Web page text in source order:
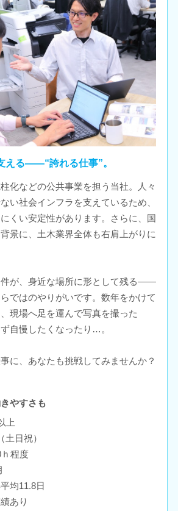
える――“誇れる仕事”。
化などの公共事業を担う当社。人々
い社会インフラを支えているため、
くい安定性があります。さらに、国
景に、土木業界全体も右肩上がりに
件が、身近な場所に形として残る――
ではのやりがいです。数年をかけて
現場へ足を運んで写真を撮った
自慢したくなったり…。
に、あなたも挑戦してみませんか？
やすさも
上
日祝）
程度
均11.8日
あり